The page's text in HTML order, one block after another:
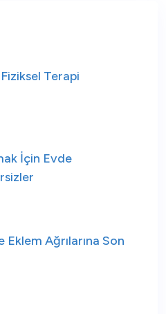
Terapi
İçin Evde
Ağrılarına Son